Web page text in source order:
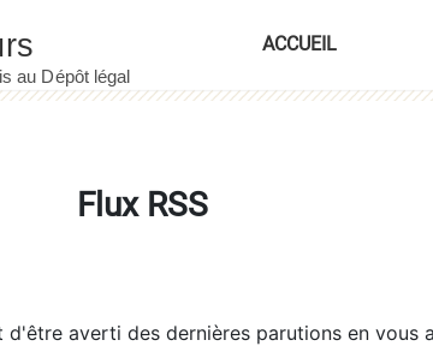
ACCUEIL
Flux RSS
d'être averti des dernières parutions en vous